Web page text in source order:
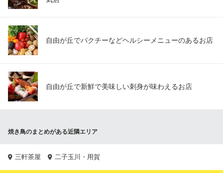
自由が丘でパクチーなどヘルシーメニューのあるお店
自由が丘で新鮮で美味しい刺身が味わえるお店
焼き鳥のまとめがある近隣エリア
三軒茶屋 二子玉川・用賀